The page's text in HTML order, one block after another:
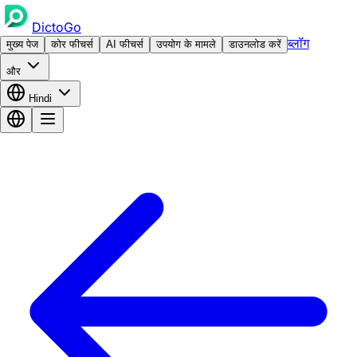
DictoGo
मुख्य पेज कोर फीचर्स AI फीचर्स उपयोग के मामले डाउनलोड करें ब्लॉग
और
Hindi